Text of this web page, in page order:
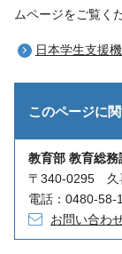
ムページをご覧く
日本学生支援
このページに
教育部 教育総
〒340-0295 久
電話：0480-
お問い合わ